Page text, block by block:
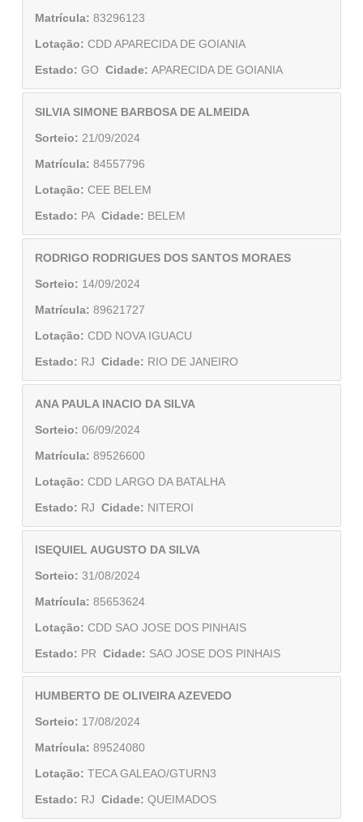
Matrícula: 83296123
Lotação: CDD APARECIDA DE GOIANIA
Estado: GO Cidade: APARECIDA DE GOIANIA
SILVIA SIMONE BARBOSA DE ALMEIDA
Sorteio: 21/09/2024
Matrícula: 84557796
Lotação: CEE BELEM
Estado: PA Cidade: BELEM
RODRIGO RODRIGUES DOS SANTOS MORAES
Sorteio: 14/09/2024
Matrícula: 89621727
Lotação: CDD NOVA IGUACU
Estado: RJ Cidade: RIO DE JANEIRO
ANA PAULA INACIO DA SILVA
Sorteio: 06/09/2024
Matrícula: 89526600
Lotação: CDD LARGO DA BATALHA
Estado: RJ Cidade: NITEROI
ISEQUIEL AUGUSTO DA SILVA
Sorteio: 31/08/2024
Matrícula: 85653624
Lotação: CDD SAO JOSE DOS PINHAIS
Estado: PR Cidade: SAO JOSE DOS PINHAIS
HUMBERTO DE OLIVEIRA AZEVEDO
Sorteio: 17/08/2024
Matrícula: 89524080
Lotação: TECA GALEAO/GTURN3
Estado: RJ Cidade: QUEIMADOS